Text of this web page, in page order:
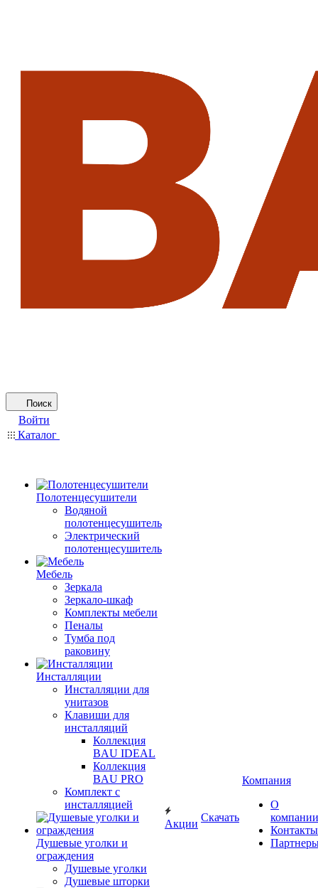
Поиск
Войти
Каталог
Полотенцесушители
Водяной
полотенцесушитель
Электрический
полотенцесушитель
Мебель
Зеркала
Зеркало-шкаф
Комплекты мебели
Пеналы
Тумба под
раковину
Инсталляции
Инсталляции для
унитазов
Клавиши для
инсталляций
Коллекция
BAU IDEAL
Коллекция
BAU PRO
Комплект с
инсталляцией
Душевые уголки и
ограждения
Душевые уголки
Душевые шторки
Акции
Скачать
Компания
О
компании
Контакты